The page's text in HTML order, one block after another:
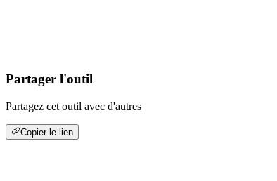
Partager l'outil
Partagez cet outil avec d'autres
Copier le lien